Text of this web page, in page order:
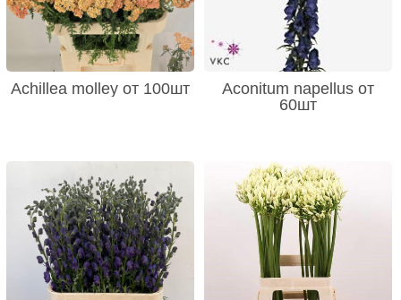
Achillea molley от 100шт
Aconitum napellus от
60шт